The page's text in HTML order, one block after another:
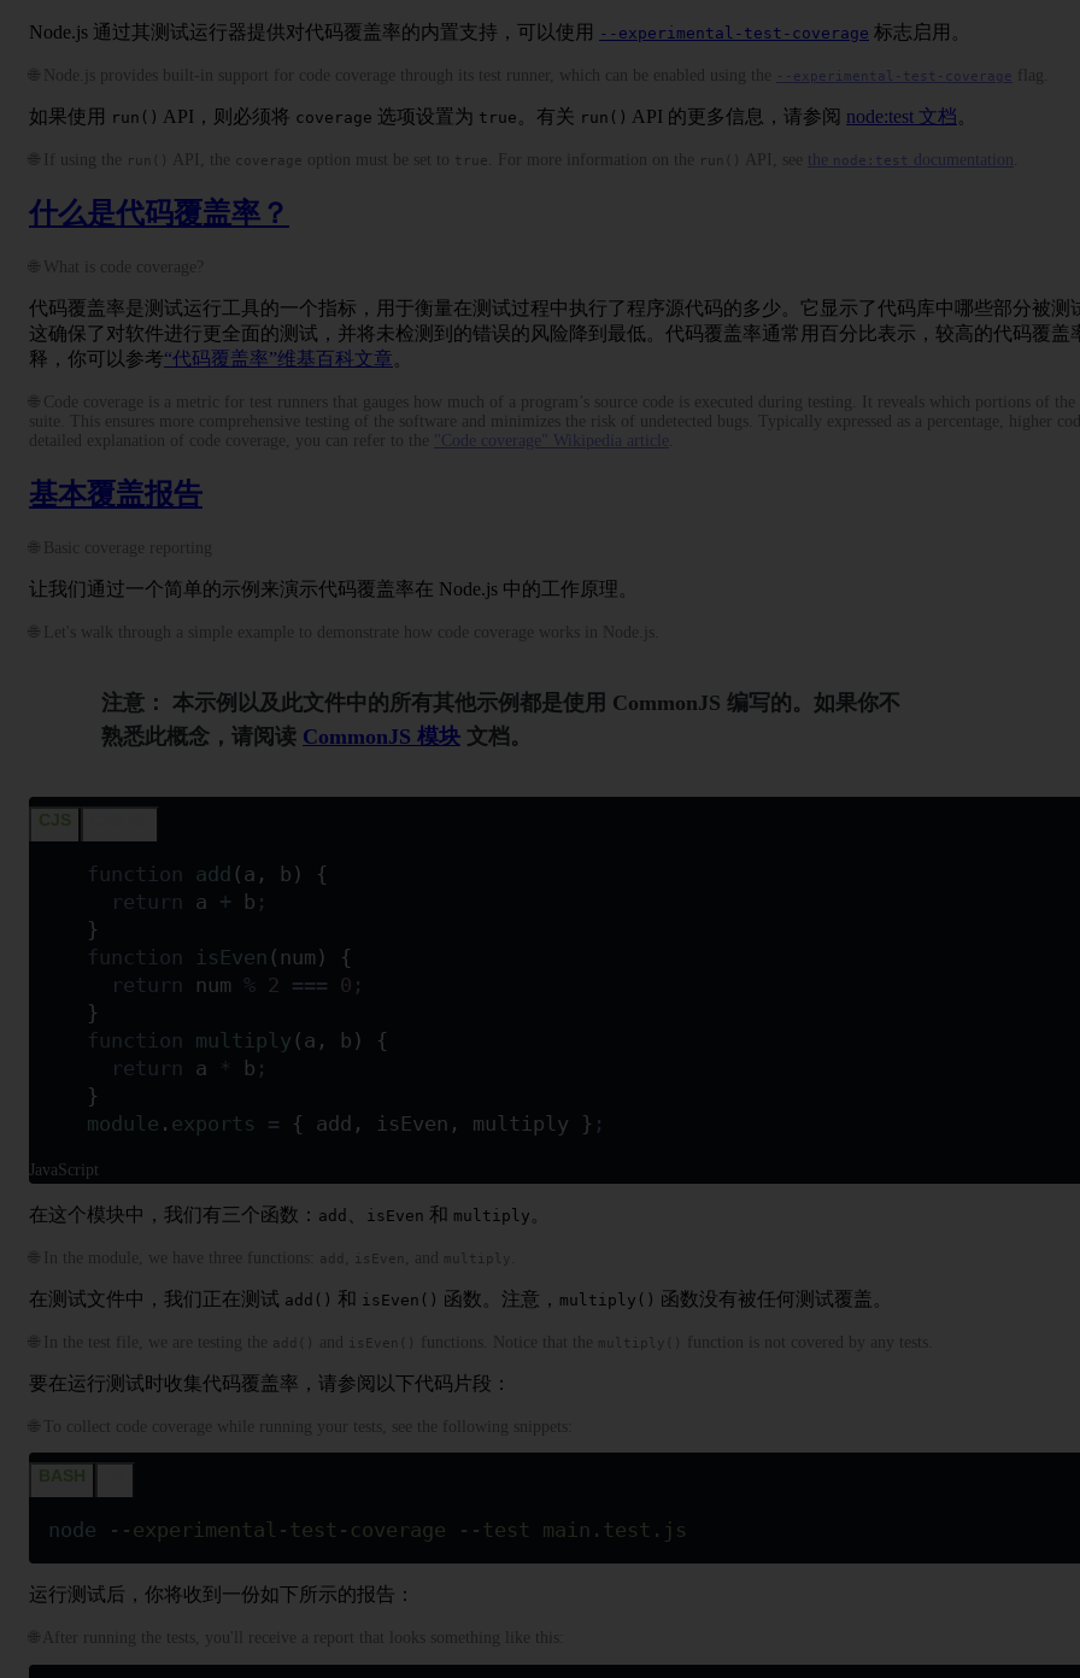
Node.js 通过其测试运行器提供对代码覆盖率的内置支持，可以使用 --experimental-test-coverage 标志启用。
🌐 Node.js provides built-in support for code coverage through its test runner, which can be enabled using the --experimental-test-coverage flag.
如果使用 run() API，则必须将 coverage 选项设置为 true 。有关 run() API 的更多信息，请参阅 node:test 文档。
🌐 If using the run() API, the coverage option must be set to true . For more information on the run() API, see the node:test documentation
什么是代码覆盖率？
🌐 What is code coverage?
代码覆盖率是测试运行工具的一个指标，用于衡量在测试过程中执行了程序源代码的多少。它显示了代码库中哪些部分被测
这确保了对软件进行更全面的测试，并将未检测到的错误的风险降到最低。代码覆盖率通常用百分比表示，较高的代码覆
释，你可以参考“代码覆盖率”维基百科文章。
🌐 Code coverage is a metric for test runners that gauges how much of a program’s source code is executed during testing. It reveals which portions of
suite. This ensures more comprehensive testing of the software and minimizes the risk of undetected bugs. Typically expressed as a percentage, higher
detailed explanation of code coverage, you can refer to the "Code coverage" Wikipedia article
基本覆盖报告
🌐 Basic coverage reporting
让我们通过一个简单的示例来演示代码覆盖率在 Node.js 中的工作原理。
🌐 Let's walk through a simple example to demonstrate how code coverage works in Node.js.
注意： 本示例以及此文件中的所有其他示例都是使用 CommonJS 编写的。如果你不
熟悉此概念，请阅读 CommonJS 模块 文档。
CJS
function add ( a , b )
{
  return
a + b ;
}
function isEven ( num )
{
  return
num % 2 === 0 ;
}
function multiply ( a , b )
{
  return
a * b ;
}
module . exports = { add , isEven , multiply } ;
JavaScript
在这个模块中，我们有三个函数： add isEven 和 multiply 。
🌐 In the module, we have three functions: add isEven , and multiply
在测试文件中，我们正在测试 add() 和 isEven() 函数。注意， multiply() 函数没有被任何测试覆盖。
🌐 In the test file, we are testing the add() and isEven() functions. Notice that the multiply() function is not covered by any tests.
要在运行测试时收集代码覆盖率，请参阅以下代码片段：
🌐 To collect code coverage while running your tests, see the following snippets:
BASH
node --experimental-test-coverage --test main.test.js
运行测试后，你将收到一份如下所示的报告：
🌐 After running the tests, you'll receive a report that looks something like this: